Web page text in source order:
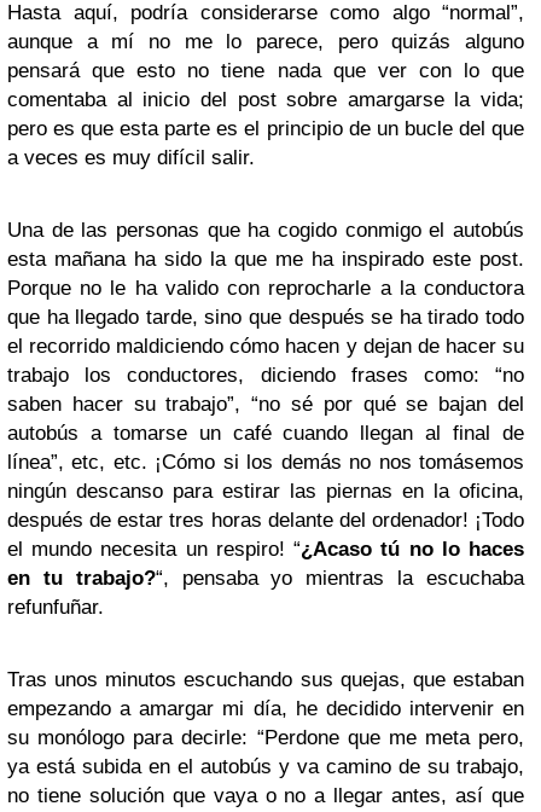
Hasta aquí, podría considerarse como algo “normal”,
aunque a mí no me lo parece, pero quizás alguno
pensará que esto no tiene nada que ver con lo que
comentaba al inicio del post sobre amargarse la vida;
pero es que esta parte es el principio de un bucle del que
a veces es muy difícil salir.
Una de las personas que ha cogido conmigo el autobús
esta mañana ha sido la que me ha inspirado este post.
Porque no le ha valido con reprocharle a la conductora
que ha llegado tarde, sino que después se ha tirado todo
el recorrido maldiciendo cómo hacen y dejan de hacer su
trabajo los conductores, diciendo frases como: “no
saben hacer su trabajo”, “no sé por qué se bajan del
autobús a tomarse un café cuando llegan al final de
línea”, etc, etc. ¡Cómo si los demás no nos tomásemos
ningún descanso para estirar las piernas en la oficina,
después de estar tres horas delante del ordenador! ¡Todo
el mundo necesita un respiro! “¿Acaso tú no lo haces
en tu trabajo?“, pensaba yo mientras la escuchaba
refunfuñar.
Tras unos minutos escuchando sus quejas, que estaban
empezando a amargar mi día, he decidido intervenir en
su monólogo para decirle: “Perdone que me meta pero,
ya está subida en el autobús y va camino de su trabajo,
no tiene solución que vaya o no a llegar antes, así que